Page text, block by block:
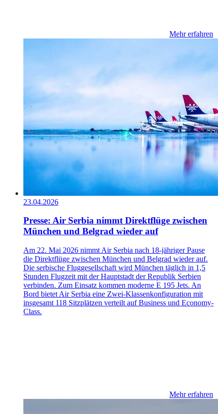
Mehr erfahren
23.04.2026
Presse: Air Serbia nimmt Direktflüge zwischen
München und Belgrad wieder auf
Am 22. Mai 2026 nimmt Air Serbia nach 18-jähriger Pause
die Direktflüge zwischen München und Belgrad wieder auf.
Die serbische Fluggesellschaft wird München täglich in 1,5
Stunden Flugzeit mit der Hauptstadt der Republik Serbien
verbinden. Zum Einsatz kommen moderne E 195 Jets. An
Bord bietet Air Serbia eine Zwei-Klassenkonfiguration mit
insgesamt 118 Sitzplätzen verteilt auf Business und Economy-
Class.
Mehr erfahren